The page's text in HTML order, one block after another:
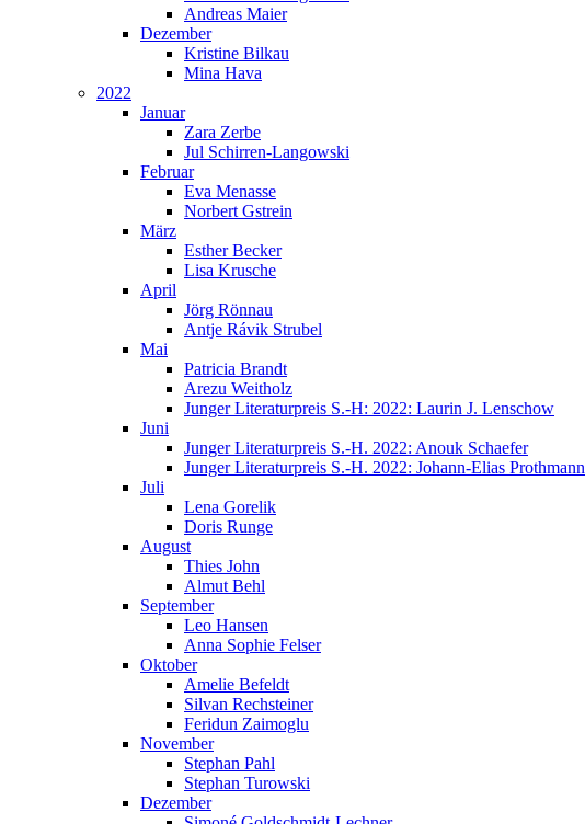
Andreas Maier
Dezember
Kristine Bilkau
Mina Hava
2022
Januar
Zara Zerbe
Jul Schirren-Langowski
Februar
Eva Menasse
Norbert Gstrein
März
Esther Becker
Lisa Krusche
April
Jörg Rönnau
Antje Rávik Strubel
Mai
Patricia Brandt
Arezu Weitholz
Junger Literaturpreis S.-H: 2022: Laurin J. Lenschow
Juni
Junger Literaturpreis S.-H. 2022: Anouk Schaefer
Junger Literaturpreis S.-H. 2022: Johann-Elias Prothmann
Juli
Lena Gorelik
Doris Runge
August
Thies John
Almut Behl
September
Leo Hansen
Anna Sophie Felser
Oktober
Amelie Befeldt
Silvan Rechsteiner
Feridun Zaimoglu
November
Stephan Pahl
Stephan Turowski
Dezember